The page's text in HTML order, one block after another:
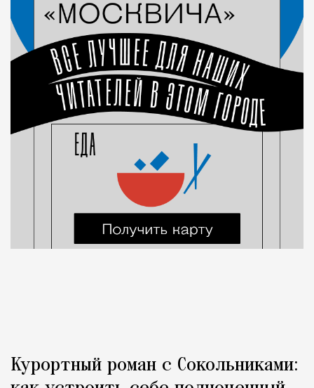
Курортный роман с Сокольниками: